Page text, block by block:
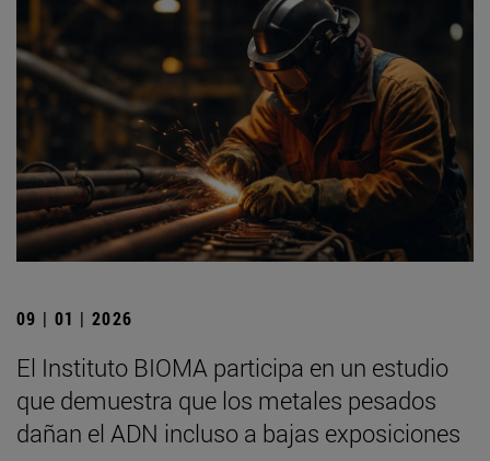
09 | 01 | 2026
El Instituto BIOMA participa en un estudio
que demuestra que los metales pesados
dañan el ADN incluso a bajas exposiciones